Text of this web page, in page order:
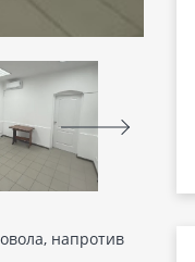
напротив